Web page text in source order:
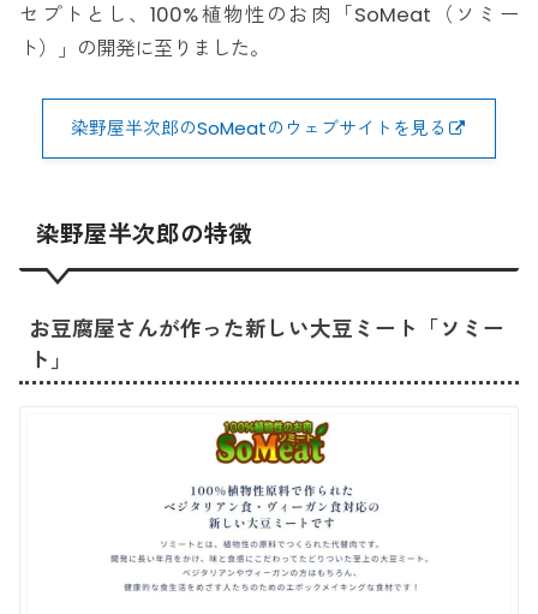
セプトとし、100%植物性のお肉「SoMeat（ソミー
ト）」の開発に至りました。
染野屋半次郎のSoMeatのウェブサイトを見る
染野屋半次郎の特徴
お豆腐屋さんが作った新しい大豆ミート「ソミー
ト」